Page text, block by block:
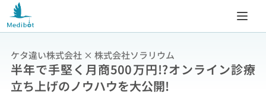
ケタ違い株式会社 × 株式会社ソラリウム
半年で手堅く月商500万円!?オンライン診療
立ち上げのノウハウを大公開!